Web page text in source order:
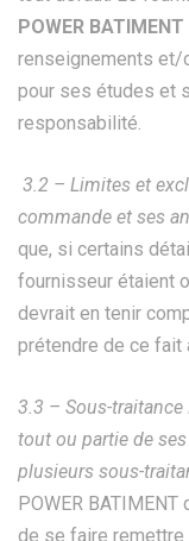
POWER BATIMENT
renseignements et/
pour ses études et
responsabilité.
3.2 – Limites et
commande et ses
que, si certains
fournisseur étaient
devrait en tenir
prétendre de ce fait
3.3 – Sous-
tout ou partie de
plusieurs sous-
POWER
de se faire remettre